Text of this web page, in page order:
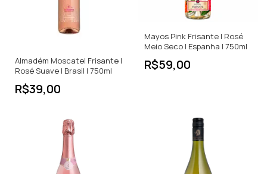
Almadém Moscatel Frisante |
Rosé Suave | Brasil | 750ml
R$39,00
Mayos Pink Frisante | Rosé
Meio Seco | Espanha | 750ml
R$59,00